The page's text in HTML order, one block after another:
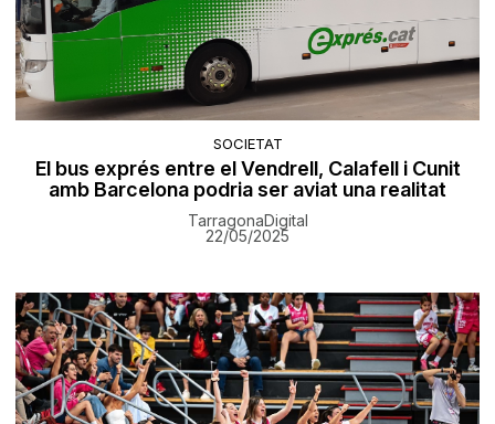
SOCIETAT
El bus exprés entre el Vendrell, Calafell i Cunit
amb Barcelona podria ser aviat una realitat
TarragonaDigital
22/05/2025